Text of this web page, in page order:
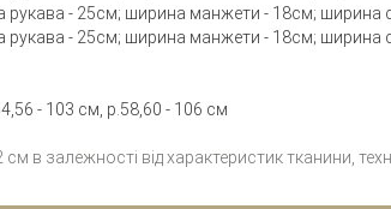
- 25см; ширина манжети - 18см; ширина
- 25см; ширина манжети - 18см; ширина
- 103 см, р.58,60 - 106 см
в залежності від характеристик тканини,